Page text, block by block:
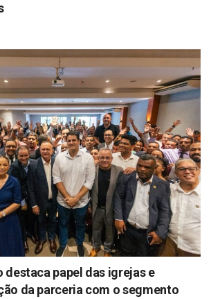
destaca papel das igrejas e
da parceria com o segmento